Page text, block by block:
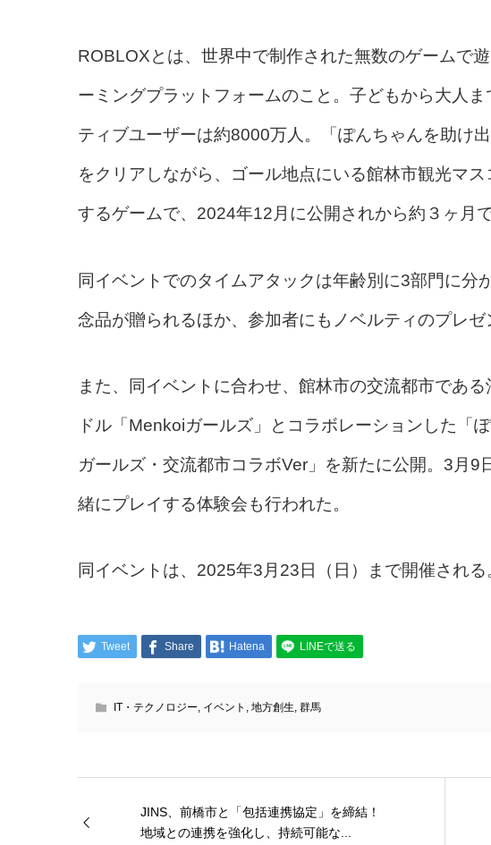
ROBLOXとは、世界中で制作された無数のゲームで
ーミングプラットフォームのこと。子どもから大人
ティブユーザーは約8000万人。「ぽんちゃんを助け
をクリアしながら、ゴール地点にいる館林市観光マ
するゲームで、2024年12月に公開されから約３ヶ月
同イベントでのタイムアタックは年齢別に3部門に分
念品が贈られるほか、参加者にもノベルティのプレゼ
また、同イベントに合わせ、館林市の交流都市であ
ドル「Menkoiガールズ」とコラボレーションした
ガールズ・交流都市コラボVer」を新たに公開。3月
緒にプレイする体験会も行われた。
同イベントは、2025年3月23日（日）まで開催される
Tweet Share Hatena LINEで送る
IT・テクノロジー, イベント , 地方創生, 群馬
JINS、前橋市と「包括連携協定」を締結！
地域との連携を強化し、持続可能な...